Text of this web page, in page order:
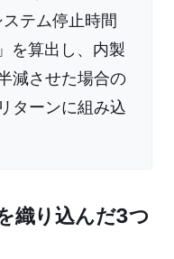
テム停止時間
を算出し、内製
減させた場合の
ターンに組み込
織り込んだ3つ